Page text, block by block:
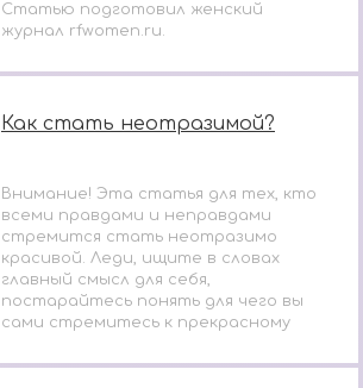
Статью подготовил женский
журнал rfwomen.ru.
Как стать неотразимой?
Внимание! Эта статья для тех, кто
всеми правдами и неправдами
стремится стать неотразимо
красивой. Леди, ищите в словах
главный смысл для себя,
постарайтесь понять для чего вы
сами стремитесь к прекрасному